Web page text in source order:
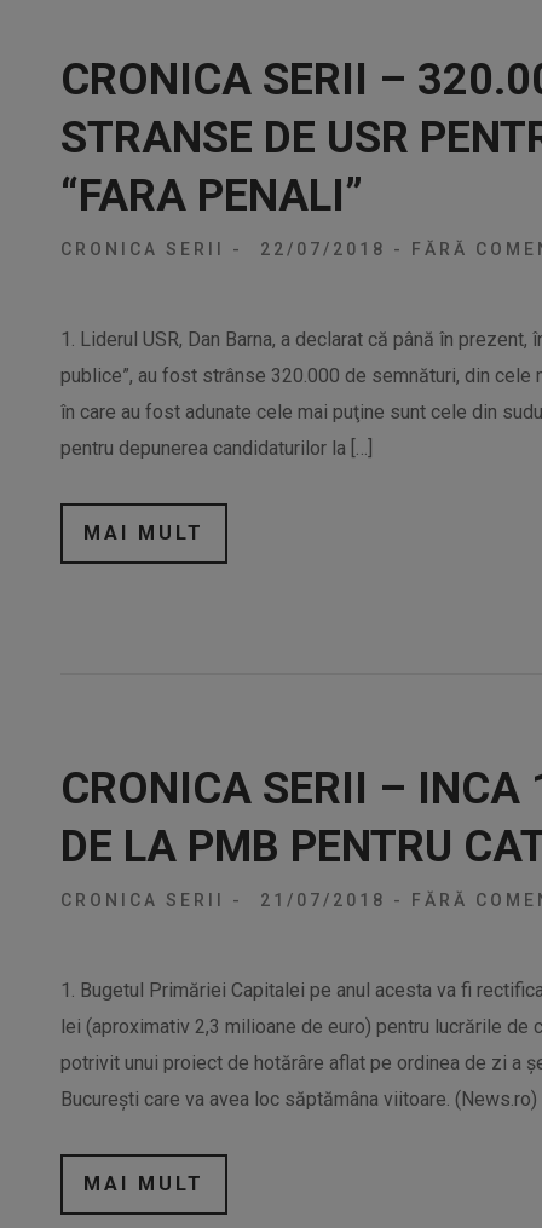
CRONICA SERII –
STRANSE DE USR
“FARA PENALI”
CRONICA SERII - 22/07/2018 - FĂRĂ
1. Liderul USR, Dan Barna, a declarat că până în
publice”, au fost strânse 320.000 de semnături, din
în care au fost adunate cele mai puţine sunt cele din
pentru depunerea candidaturilor la […]
MAI MULT
CRONICA SERII – INCA
DE LA PMB PENTRU
CRONICA SERII - 21/07/2018 - FĂRĂ
1. Bugetul Primăriei Capitalei pe anul acesta va fi
lei (aproximativ 2,3 milioane de euro) pentru lucrările de
potrivit unui proiect de hotărâre aflat pe ordinea de zi a
Bucureşti care va avea loc săptămâna viitoare. (News.ro)
MAI MULT